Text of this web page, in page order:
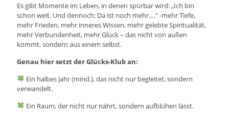
Es gibt Momente im Leben, in denen spürbar wird: „Ich bin
schon weit. Und dennoch: Da ist noch mehr….“ -mehr Tiefe,
mehr Frieden, mehr inneres Wissen, mehr gelebte Spiritualität,
mehr Verbundenheit, mehr Glück – das nicht von außen
kommt, sondern aus einem selbst.
Genau hier setzt der Glücks-Klub an:
Ein halbes Jahr (mind.), das nicht nur begleitet, sondern
verwandelt.
Ein Raum, der nicht nur nährt, sondern aufblühen lässt.